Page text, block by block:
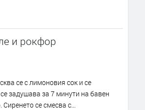
и рокфор
се с лимоновия сок и се
задушава за 7 минути на бавен
се смесва с...